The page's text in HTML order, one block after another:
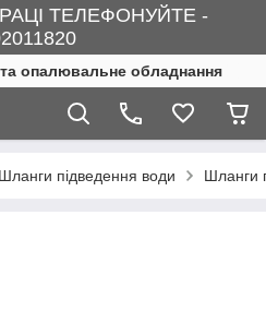
ТЕЛЕФОНУЙТЕ -
опалювальне обладнання
Шланги підведення води Шланги